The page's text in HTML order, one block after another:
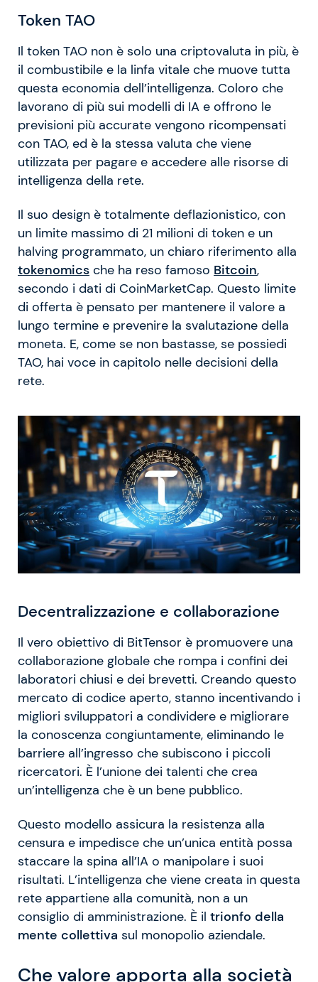
Token TAO
Il token TAO non è solo una criptovaluta in più, è
il combustibile e la linfa vitale che muove tutta
questa economia dell’intelligenza. Coloro che
lavorano di più sui modelli di IA e offrono le
previsioni più accurate vengono ricompensati
con TAO, ed è la stessa valuta che viene
utilizzata per pagare e accedere alle risorse di
intelligenza della rete.
Il suo design è totalmente deflazionistico, con
un limite massimo di 21 milioni di token e un
halving programmato, un chiaro riferimento alla
tokenomics che ha reso famoso Bitcoin,
secondo i dati di CoinMarketCap. Questo limite
di offerta è pensato per mantenere il valore a
lungo termine e prevenire la svalutazione della
moneta. E, come se non bastasse, se possiedi
TAO, hai voce in capitolo nelle decisioni della
rete.
Decentralizzazione e collaborazione
Il vero obiettivo di BitTensor è promuovere una
collaborazione globale che rompa i confini dei
laboratori chiusi e dei brevetti. Creando questo
mercato di codice aperto, stanno incentivando i
migliori sviluppatori a condividere e migliorare
la conoscenza congiuntamente, eliminando le
barriere all’ingresso che subiscono i piccoli
ricercatori. È l’unione dei talenti che crea
un’intelligenza che è un bene pubblico.
Questo modello assicura la resistenza alla
censura e impedisce che un’unica entità possa
staccare la spina all’IA o manipolare i suoi
risultati. L’intelligenza che viene creata in questa
rete appartiene alla comunità, non a un
consiglio di amministrazione. È il trionfo della
mente collettiva sul monopolio aziendale.
Che valore apporta alla società